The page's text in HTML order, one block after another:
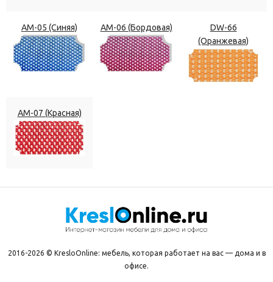
АМ-05 (Синяя) АМ-06 (Бордовая)
DW-66
(Оранжевая)
АМ-07 (Красная)
2016-2026 © KresloOnline: мебель, которая работает на вас — дома и в
офисе.